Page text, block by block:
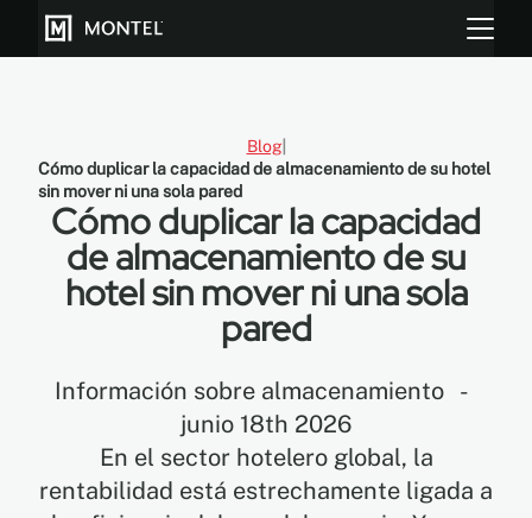
Almacenar más
Cultiva más
Sobre Nosotros
Blog
Blog
Cómo duplicar la capacidad de almacenamiento de su hotel
sin mover ni una sola pared
Cómo duplicar la capacidad
de almacenamiento de su
hotel sin mover ni una sola
pared
Información sobre almacenamiento -
junio 18th 2026
En el sector hotelero global, la
rentabilidad está estrechamente ligada a